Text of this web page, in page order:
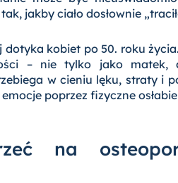
jakby ciało dosłownie
dotyka kobiet po 50. roku
– nie tylko jako matek,
w cieniu lęku, straty i
poprzez fizyczne
na